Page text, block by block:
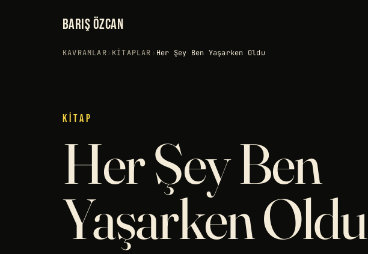
BARIŞ ÖZCAN
KAVRAMLAR› KITAPLAR › Her Şey Ben Yaşarken Oldu
KITAP
Her Şey Ben
Yaşarken Oldu